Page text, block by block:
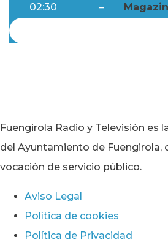
02:30 –
Fuengirola Radio y Televisión es
del Ayuntamiento de Fuengirola,
vocación de servicio público.
Aviso Legal
Política de cookies
Política de Privacidad